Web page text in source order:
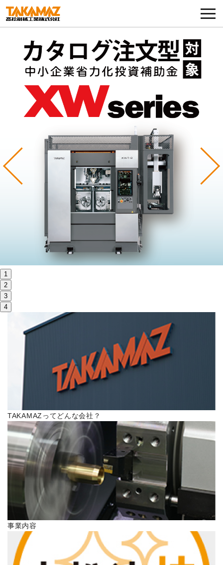
各種お問い合わせ・部品注文
採用に関してはこちらから
企業情報
展示会・イベント
コラム
製品ラインナップ
サステナビリティ
お問い合わせ
高松流技
ご利用に際して
当社のセキュリティへの取り組み
プライバシーポリシー
ENGLISH
Previous
1
2
3
4
TAKAMAZってどんな会社？
事業内容